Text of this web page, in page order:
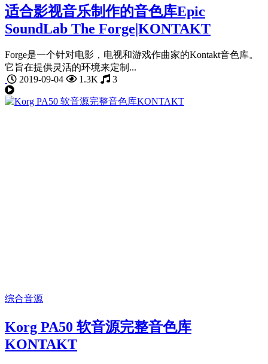
适合影视音乐制作的音色库Epic
SoundLab The Forge|KONTAKT
Forge是一个针对电影，电视和游戏作曲家的Kontakt音色库。
它旨在提供灵活的环境来定制...
2019-09-04
1.3K 3
综合音源
Korg PA50 软音源完整音色库
KONTAKT